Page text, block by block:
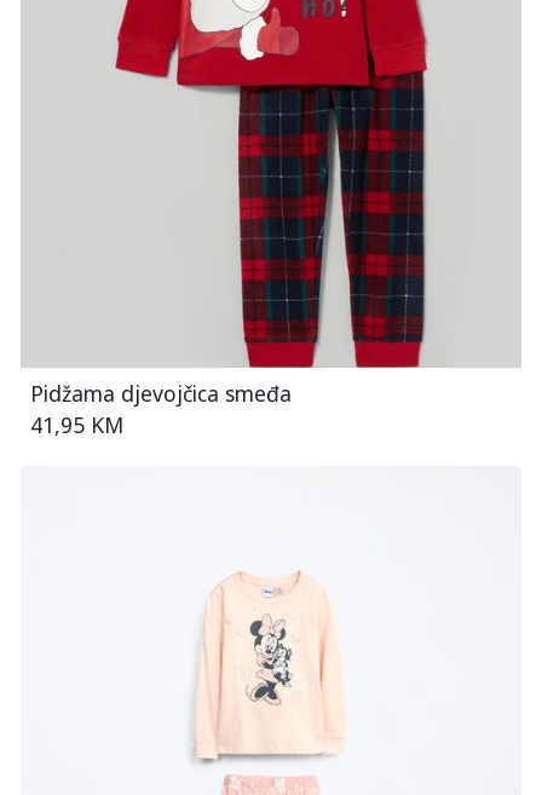
Pidžama djevojčica smeđa
41,95 KM